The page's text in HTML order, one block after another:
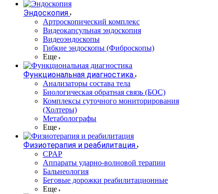
Эндоскопия
Артроскопический комплекс
Видеокапсульная эндоскопия
Видеоэндоскопы
Гибкие эндоскопы (Фиброcкопы)
Еще
Функциональная диагностика
Анализаторы состава тела
Биологическая обратная связь (БОС)
Комплексы суточного мониторирования
(Холтеры)
Метаболографы
Еще
Физиотерапия и реабилитация
CPAP
Аппараты ударно-волновой терапии
Бальнеология
Беговые дорожки реабилитационные
Еще